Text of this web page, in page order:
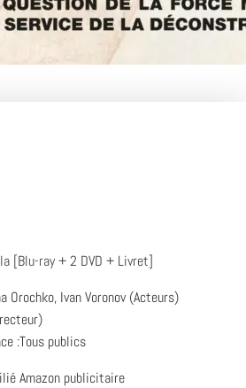
[Blu-ray + 2 DVD + Livret]
Orochko, Ivan Voronov (Acteurs)
:Tous publics
Amazon publicitaire